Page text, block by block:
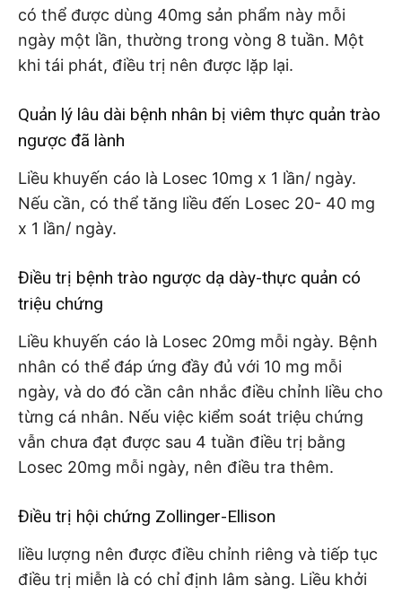
có thể được dùng 40mg sản phẩm này mỗi
ngày một lần, thường trong vòng 8 tuần. Một
khi tái phát, điều trị nên được lặp lại.
Quản lý lâu dài bệnh nhân bị viêm thực quản trào
ngược đã lành
Liều khuyến cáo là Losec 10mg x 1 lần/ ngày.
Nếu cần, có thể tăng liều đến Losec 20- 40 mg
x 1 lần/ ngày.
Điều trị bệnh trào ngược dạ dày-thực quản có
triệu chứng
Liều khuyến cáo là Losec 20mg mỗi ngày. Bệnh
nhân có thể đáp ứng đầy đủ với 10 mg mỗi
ngày, và do đó cần cân nhắc điều chỉnh liều cho
từng cá nhân. Nếu việc kiểm soát triệu chứng
vẫn chưa đạt được sau 4 tuần điều trị bằng
Losec 20mg mỗi ngày, nên điều tra thêm.
Điều trị hội chứng Zollinger-Ellison
liều lượng nên được điều chỉnh riêng và tiếp tục
điều trị miễn là có chỉ định lâm sàng. Liều khởi